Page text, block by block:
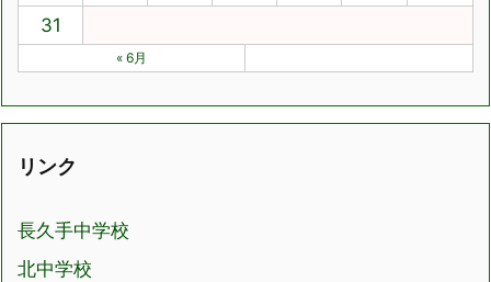
31
« 6月
リンク
長久手中学校
北中学校